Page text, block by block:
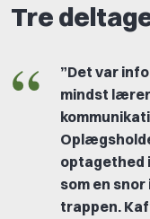
Tre d
”Det var
mindst
optagethed
som en
trappen.